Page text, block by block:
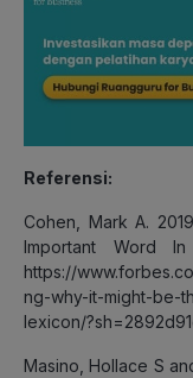
Referensi:
Cohen, Mark A.
Important Word
https://
ng-why-it-might-be-
lexicon/
Masino, Hollace S